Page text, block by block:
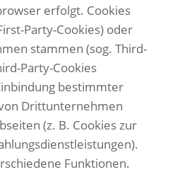
erfolgt. Cookies
Party-Cookies) oder
stammen (sog. Third-
Party-Cookies
bestimmter
Drittunternehmen
(z. B. Cookies zur
Funktionen.